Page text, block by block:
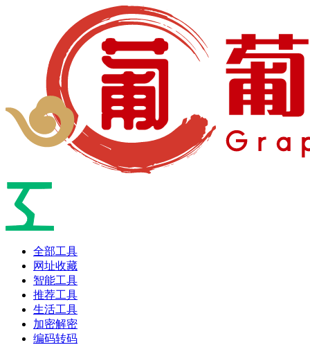
全部工具
网址收藏
智能工具
推荐工具
生活工具
加密解密
编码转码